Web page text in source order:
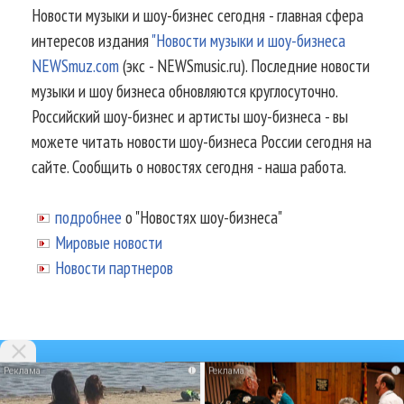
Новости музыки и шоу-бизнес сегодня - главная сфера
интересов издания"Новости музыки и шоу-бизнеса
NEWSmuz.com(экс - NEWSmusic.ru). Последние новости
музыки и шоу бизнеса обновляются круглосуточно.
Российский шоу-бизнес и артисты шоу-бизнеса - вы
можете читать новости шоу-бизнеса России сегодня на
сайте. Сообщить о новостях сегодня - наша работа.
подробнее о "Новостях шоу-бизнеса"
Мировые новости
Новости партнеров
© 2002-2026.Информационное
i i